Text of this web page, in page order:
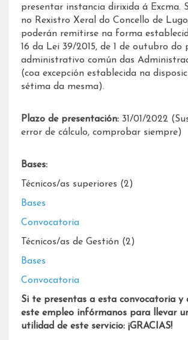
presentar instancia dirixida á Excma.
no Rexistro Xeral do Concello de
poderán remitirse na forma
16 da Lei 39/2015, de 1 de outubro do
administrativo común das
(coa excepción establecida na
sétima da mesma).
Plazo de presentación: 31/01/2022
error de cálculo, comprobar siempre)
Bases:
Técnicos/as superiores (2)
Bases
Convocatoria
Técnicos/as de Gestión (2)
Bases
Convocatoria
Si te presentas a esta convocatoria y
este empleo infórmanos para llevar
utilidad de este servicio: ¡GRACIAS!